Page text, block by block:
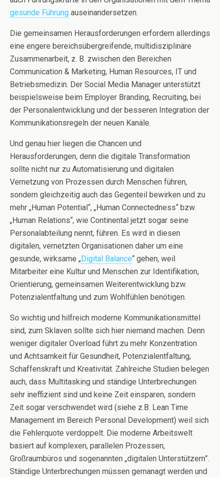
gesunde Führung auseinandersetzen.
Die gemeinsamen Herausforderungen erfordern allerdings
eine engere bereichsübergreifende, multidisziplinäre
Zusammenarbeit, z. B. zwischen den Bereichen
Communication & Marketing, Human Resources, IT und
Betriebsmedizin. Der Social Media Manager unterstützt
beispielsweise beim Employer Branding, Recruiting, bei
der Personalentwicklung und der besseren Integration der
Kommunikationsregeln der neuen Kanäle.
Und genau hier liegen die Chancen und
Herausforderungen, denn die digitale Transformation
sollte nicht nur zu Automatisierung und digitalen
Vernetzung von Prozessen durch Menschen führen,
sondern gleichzeitig auch das Gegenteil bewirken und zu
mehr „Human Potential“, „Human Connectedness“ bzw.
„Human Relations“, wie Continental jetzt sogar seine
Personalabteilung nennt, führen. Es wird in diesen
digitalen, vernetzten Organisationen daher um eine
gesunde, wirksame „ Digital Balance“ gehen, weil
Mitarbeiter eine Kultur und Menschen zur Identifikation,
Orientierung, gemeinsamen Weiterentwicklung bzw.
Potenzialentfaltung und zum Wohlfühlen benötigen.
So wichtig und hilfreich moderne Kommunikationsmittel
sind, zum Sklaven sollte sich hier niemand machen. Denn
weniger digitaler Overload führt zu mehr Konzentration
und Achtsamkeit für Gesundheit, Potenzialentfaltung,
Schaffenskraft und Kreativität. Zahlreiche Studien belegen
auch, dass Multitasking und ständige Unterbrechungen
sehr ineffizient sind und keine Zeit einsparen, sondern
Zeit sogar verschwendet wird (siehe z.B. Lean Time
Management im Bereich Personal Development) weil sich
die Fehlerquote verdoppelt. Die moderne Arbeitswelt
basiert auf komplexen, parallelen Prozessen,
Großraumbüros und sogenannten „digitalen Unterstützern”.
Ständige Unterbrechungen müssen gemanagt werden und